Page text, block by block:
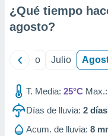
publicidad
de
¿Qué tiempo
agosto?
Junio Julio
T. Media: 25°C Max.:
Días de lluvia: 2 días
Acum. de lluvia: 8